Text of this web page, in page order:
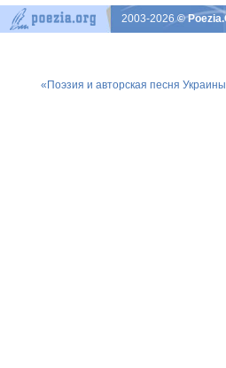
2003-2026©
«Поэзия и авторская песня